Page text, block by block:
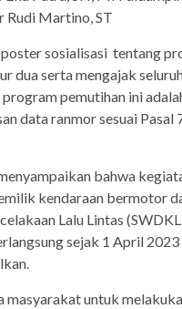
Rudi Martino, ST
sosialisasi tentang
dua serta mengajak
pemutihan ini
data ranmor sesuai Pasal
bahwa
kendaraan bermotor
Lalu Lintas
sejak 1 April
untuk